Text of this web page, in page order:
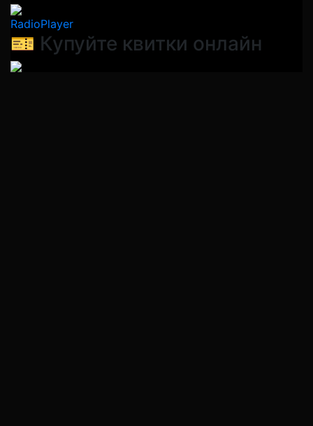
RadioPlayer
🎫 Купуйте квитки онлайн